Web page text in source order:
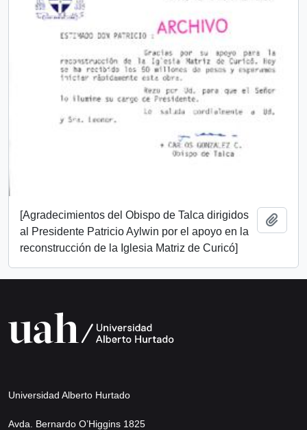
[Agradecimientos del Obispo de Talca dirigidos
al Presidente Patricio Aylwin por el apoyo en la
reconstrucción de la Iglesia Matriz de Curicó]
Universidad Alberto Hurtado
Avda. Bernardo O’Higgins 1825